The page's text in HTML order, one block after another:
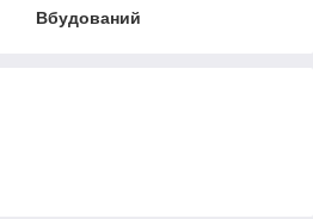
Вбудований